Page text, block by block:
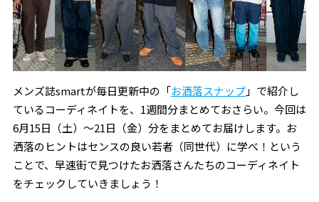
メンズ誌smartが毎日更新中の「お洒落スナップ」で紹介し
ているコーディネイトを、1週間分まとめておさらい。今回は
6月15日（土）～21日（金）分をまとめてお届けします。お
洒落のヒントはセンスの良い若者（同世代）に学べ！という
ことで、早速街で見つけたお洒落さんたちのコーディネイト
をチェックしていきましょう！